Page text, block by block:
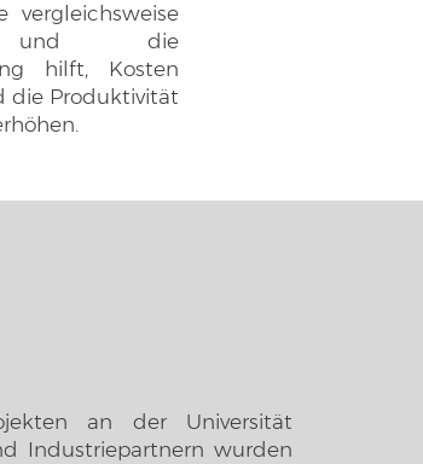
vergleichsweise
und die
hilft, Kosten
die Produktivität
an der Universität
Industriepartnern wurden